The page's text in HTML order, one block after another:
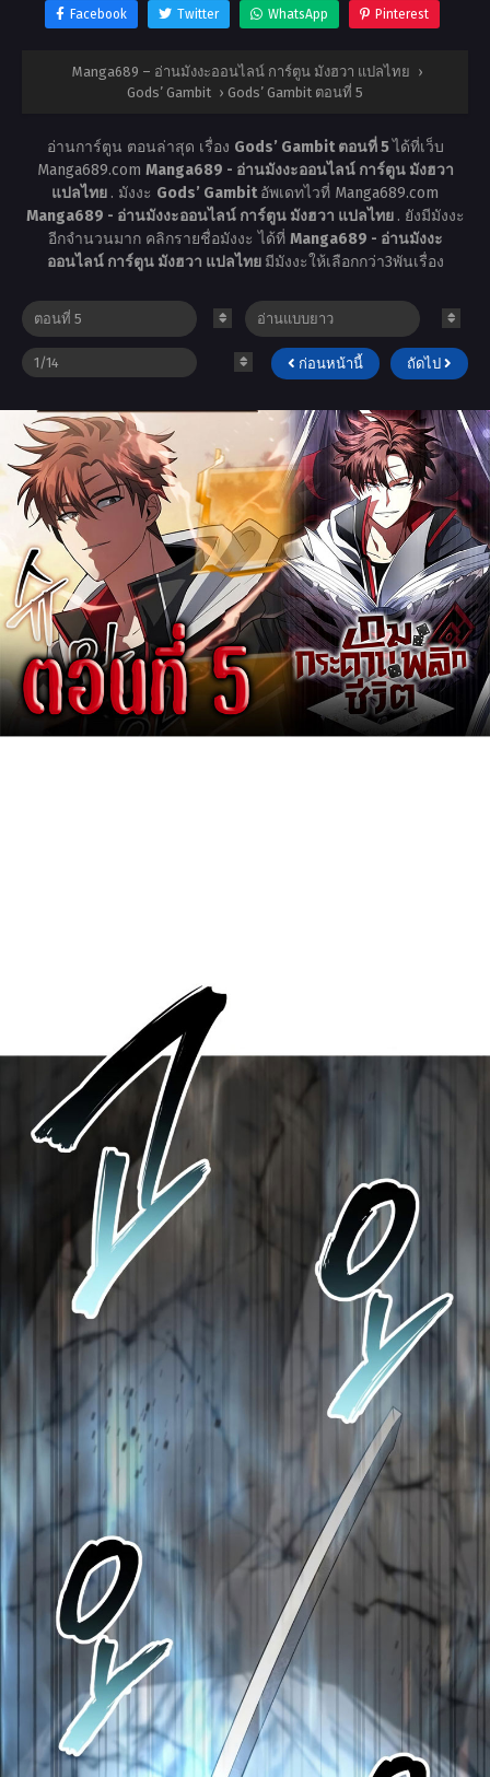
Facebook Twitter WhatsApp Pinterest
Manga689 – อ่านมังงะออนไลน์ การ์ตูน มังฮวา แปลไทย ›
Gods’ Gambit › Gods’ Gambit ตอนที่ 5
อ่านการ์ตูน ตอนล่าสุด เรื่อง Gods’ Gambit ตอนที่ 5ได้ที่เว็บ
Manga689.com Manga689 - อ่านมังงะออนไลน์ การ์ตูน มังฮวา
แปลไทย . มังงะ Gods’ Gambitอัพเดทไวที่ Manga689.com
Manga689 - อ่านมังงะออนไลน์ การ์ตูน มังฮวา แปลไทย . ยังมีมังงะ
อีกจำนวนมาก คลิกรายชื่อมังงะ ได้ที่ Manga689 - อ่านมังงะ
ออนไลน์ การ์ตูน มังฮวา แปลไทย มีมังงะให้เลือกกว่า3พันเรื่อง
ก่อนหน้านี้ ถัดไป